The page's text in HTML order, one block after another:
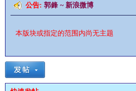
公告: 郭鋒 ~ 新浪微博
本版块或指定的范围内尚无主题